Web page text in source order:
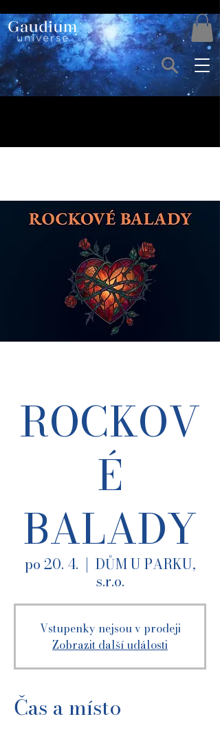
ROCKOV
É
BALADY
po 20. 4.
  |
DŮM U PARKU,
s.r.o.
Vstupenky nejsou v prodeji
Zobrazit další události
Čas a místo